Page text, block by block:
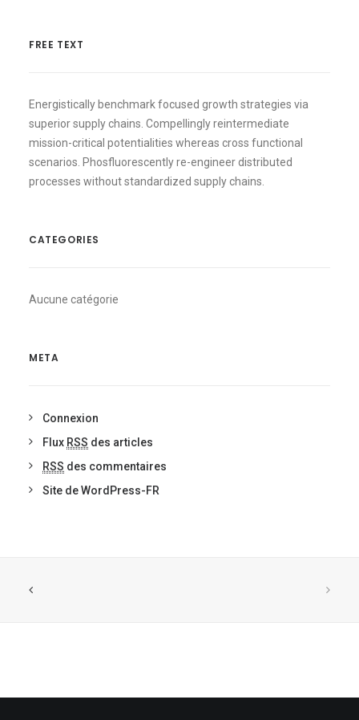
FREE TEXT
Energistically benchmark focused growth strategies via
superior supply chains. Compellingly reintermediate
mission-critical potentialities whereas cross functional
scenarios. Phosfluorescently re-engineer distributed
processes without standardized supply chains.
CATEGORIES
Aucune catégorie
META
Connexion
Flux RSS des articles
RSS des commentaires
Site de WordPress-FR